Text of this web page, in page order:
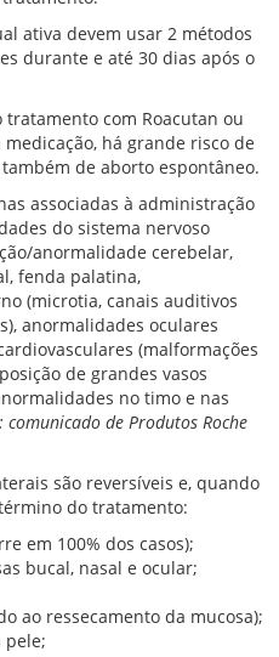
ativa devem usar 2 métodos
durante e até 30 dias após o
com Roacutan ou
há grande risco de
de aborto espontâneo.
associadas à administração
do sistema nervoso
anormalidade cerebelar,
fenda palatina,
(microtia, canais auditivos
anormalidades oculares
(malformações
de grandes vasos
no timo e nas
comunicado de Produtos Roche
são reversíveis e, quando
do tratamento:
em 100% dos casos);
bucal, nasal e ocular;
ao ressecamento da mucosa);
pele;